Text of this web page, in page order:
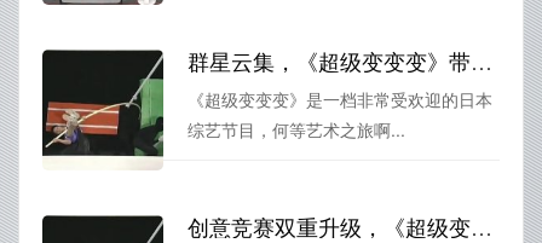
群星云集，《超级变变变》带你颠覆认知的艺术之旅
《超级变变变》是一档非常受欢迎的日本
综艺节目，何等艺术之旅啊...
创意竞赛双重升级，《超级变变变》隐身人浑身解数出炉